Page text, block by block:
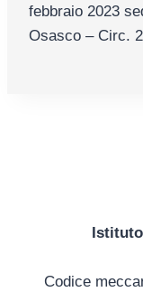
febbraio 2023
Osasco – Circ.
Codice